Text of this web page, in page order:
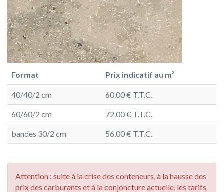
Format Prix indicatif au m²
40/40/2 cm 60.00 € T.T.C.
60/60/2 cm 72.00 € T.T.C.
bandes 30/2 cm 56.00 € T.T.C.
Attention : suite à la crise des conteneurs, à la hausse des
prix des carburants et à la conjoncture actuelle, les tarifs